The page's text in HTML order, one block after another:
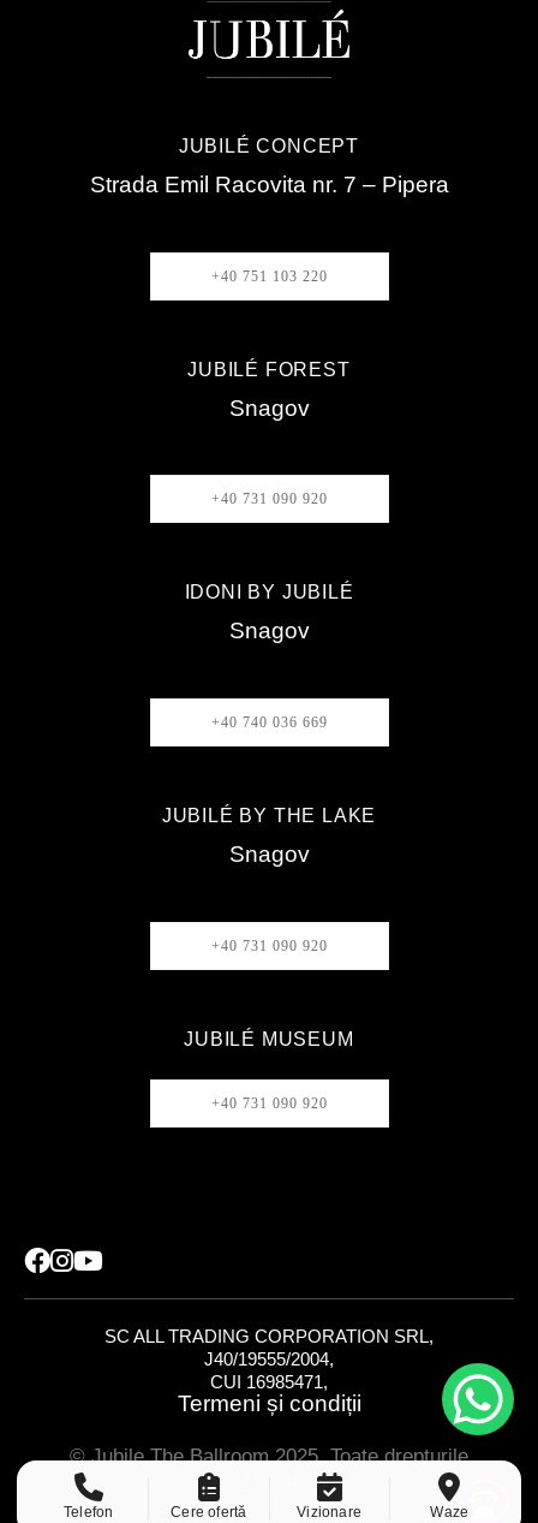
JUBILÉ CONCEPT
Strada Emil Racovita nr. 7 – Pipera
+40 751 103 220
JUBILÉ FOREST
Snagov
+40 731 090 920
IDONI BY JUBILÉ
Snagov
+40 740 036 669
JUBILÉ BY THE LAKE
Snagov
+40 731 090 920
JUBILÉ MUSEUM
+40 731 090 920
SC ALL TRADING CORPORATION SRL,
J40/19555/2004,
CUI 16985471,
Termeni și condiții
© Jubile The Ballroom 2025. Toate drepturile
Telefon Cere ofertă Vizionare Waze